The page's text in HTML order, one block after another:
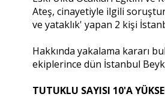
Ateş, cinayetiyle ilgili
ve yataklık' yapan 2 kişi
Hakkında yakalama kararı
ekiplerince dün İstanbul
TUTUKLU SAYISI 10'A